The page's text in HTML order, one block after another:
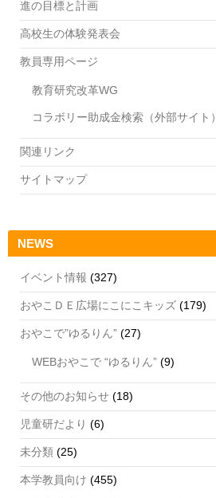
進の目標と計画
高校生の体験発表会
教員専用ページ
教育研究改革WG
コラボリー助成金検索（外部サイト）
関連リンク
サイトマップ
NEWS
イベント情報 (327)
おやこＤＥ広場にこにこキッズ (179)
おやこで”ゆるりん” (27)
WEBおやこで “ゆるりん” (9)
その他のお知らせ (18)
児童研だより (6)
未分類 (25)
本学教員向け (455)